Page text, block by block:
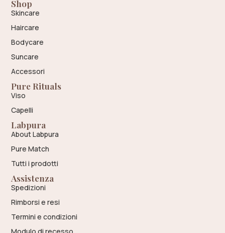
Shop
Skincare
Haircare
Bodycare
Suncare
Accessori
Pure Rituals
Viso
Capelli
Labpura
About Labpura
Pure Match
Tutti i prodotti
Assistenza
Spedizioni
Rimborsi e resi
Termini e condizioni